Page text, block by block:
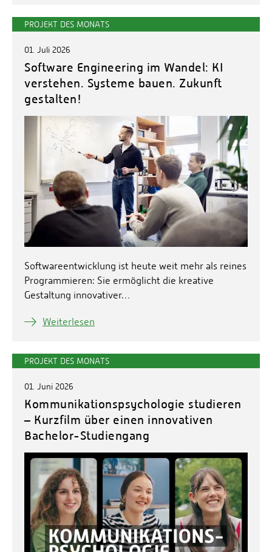
PROJEKT DES MONATS
01. Juli 2026
Software Engineering im Wandel: KI
verstehen. Systeme bauen. Zukunft
gestalten!
Softwareentwicklung ist heute weit mehr als reines
Programmieren: Sie ermöglicht die kreative
Gestaltung innovativer…
Weiterlesen
PROJEKT DES MONATS
01. Juni 2026
Kommunikationspsychologie studieren
– Kurzfilm über einen innovativen
Bachelor-Studiengang